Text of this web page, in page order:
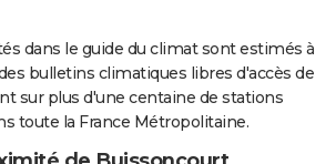
dans le guide du climat sont estimés à
bulletins climatiques libres d'accès de
sur plus d'une centaine de stations
toute la France Métropolitaine.